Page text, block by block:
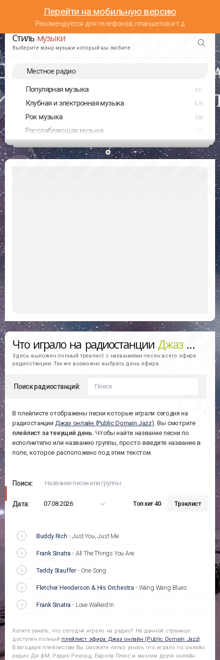
Перейти на мобильную версию
Рекомендуется для телефонов, планшетов и т.д
Стиль музыки
Выберите жанр музыки который вы любите
Местное радио
Популярная музыка 411
Клубная и электронная музыка 679
Рок музыка 334
Расслабляющая музыка
Что играло на радиостанции Джаз онлайн (Public Domain Jazz)
Здесь выложен полный треклист с названиями песен всего эфира
радиостанции. Так же возможно выбрать день эфира.
Поиск радиостанций:
В плейлисте отображены песни которые играли сегодня на
радиостанцииДжаз онлайн (Public Domain Jazz). Вы смотрите
плейлист затекущий день. Чтобы найти название песни по
исполнителю или названию группы, просто введите название в
поле, которое расположено под этим текстом.
Поиск:
Дата: 07.08.2026 Топ хит 40 Трэклист
Buddy Rich -Just You, Just Me
Frank Sinatra - All The Things You Are
Teddy Stauffer - One Song
Fletcher Henderson & His Orchestra - Wang Wang Blues
Frank Sinatra - Love Walked In
Хотите узнать, что сегодня играло на радио? На данной странице
доступен полный плейлист эфира Джаз онлайн (Public Domain Jazz).
Благодаря плейлистам Вы сможете легко узнать что играло по онлайн
радио Ди фМ, Радио Рекорд, Европа Плюс и многим други онлайн